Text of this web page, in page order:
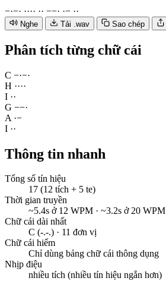
−·−· ···· ·· −−· ·− ··
Nghe Tải .wav Sao chép
Phân tích từng chữ cái
C −·−·
H ····
I ··
G −−·
A ·−
I ··
Thông tin nhanh
Tổng số tín hiệu
17 (12 tích + 5 te)
Thời gian truyền
~5.4s ở 12 WPM · ~3.2s ở 20 WPM
Chữ cái dài nhất
C (-.-.) · 11 đơn vị
Chữ cái hiếm
Chỉ dùng bảng chữ cái thông dụng
Nhịp điệu
nhiều tích (nhiều tín hiệu ngắn hơn)